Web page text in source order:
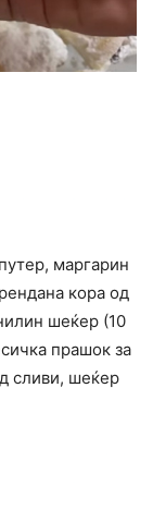
маргарин
кора од
шеќер (10
прашок за
сливи, шеќер